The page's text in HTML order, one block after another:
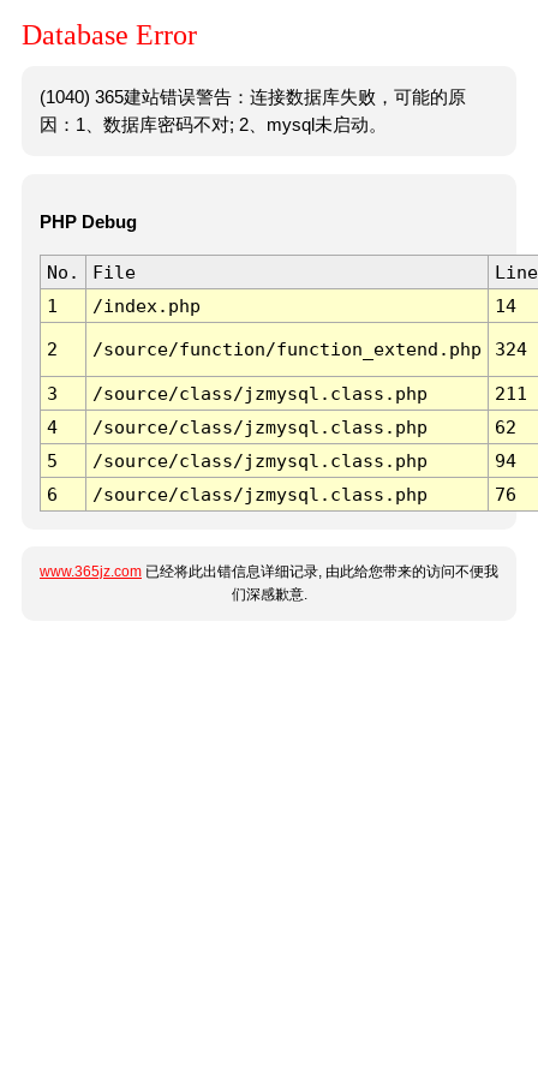
Database Error
(1040) 365建站错误警告：连接数据库失败，可能的原
因：1、数据库密码不对; 2、mysql未启动。
PHP Debug
No. File
Line
1
/index.php 14
2 /source/function/function_extend.php 324
3 /source/class/jzmysql.class.php
211
4
/source/class/jzmysql.class.php
62
5
/source/class/jzmysql.class.php
94
6
/source/class/jzmysql.class.php 76
www.365jz.com 已经将此出错信息详细记录, 由此给您带来的访问不便我
们深感歉意.